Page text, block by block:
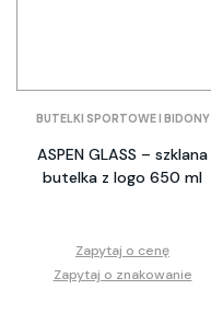
BUTELKI SPORTOWE I BIDONY
ASPEN GLASS – szklana
butelka z logo 650 ml
Zapytaj o cenę
Zapytaj o znakowanie